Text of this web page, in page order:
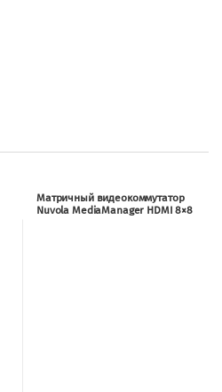
Матричный видеокоммутатор
Nuvola MediaManager HDMI 8×8